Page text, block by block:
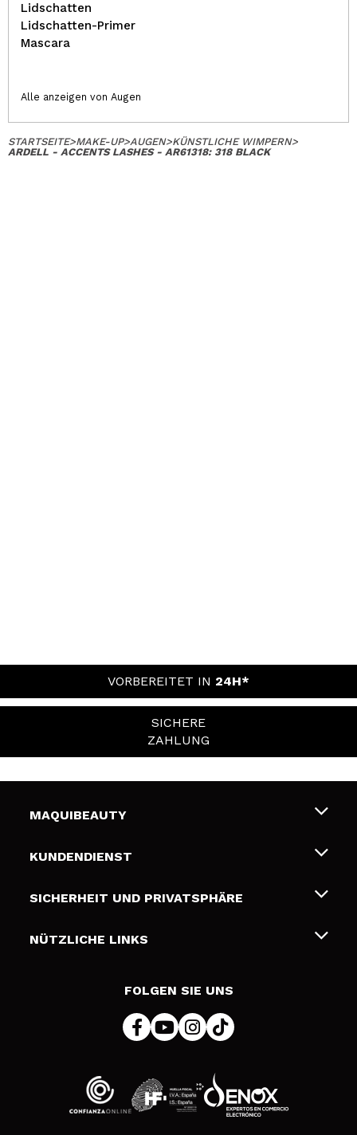
Lidschatten
Lidschatten-Primer
Mascara
Alle anzeigen von Augen
STARTSEITE>MAKE-UP>AUGEN>KÜNSTLICHE WIMPERN>
ARDELL - ACCENTS LASHES - AR61318: 318 BLACK
VORBEREITET IN 24H*
SICHERE
ZAHLUNG
MAQUIBEAUTY
Über uns
Geschenkkarten
KUNDENDIENST
Liefer- und Versandkosten
Zahlung
SICHERHEIT UND PRIVATSPHÄRE
Bedingungen und Datenschutz
NÜTZLICHE LINKS
FOLGEN SIE UNS